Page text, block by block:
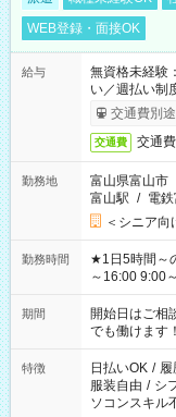
WEB登録・面接OK
給与
無資格未経
い／週払い制
完了次第のお
交通費別
交通費 交通
勤務地
富山県富山市
富山駅 / 電
＜シニア向
勤務時間
★1日5時間～の時短シフト
～16:00 9:00～
の場合、他の
せん ※法令に
象となります
り、短時間・
期間
開始日はご
でも働けます！
特徴 日払いOK / 履
服装自由 / シ
ソコンスキル